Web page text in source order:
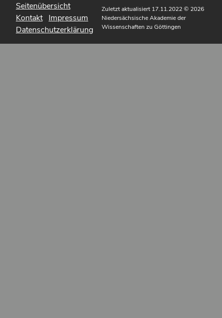
Seitenübersicht
Kontakt Impressum
Datenschutzerklärung
Zuletzt aktualisiert 17.11.2022© 2026
Niedersächsische Akademie der
Wissenschaften zu Göttingen